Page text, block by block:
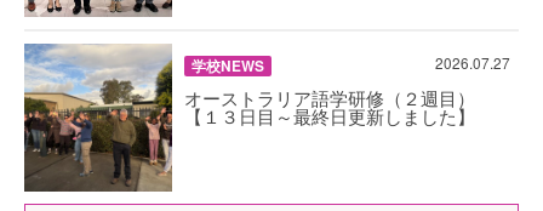
学校NEWS 2026.07.27
オーストラリア語学研修（２週目）
【１３日目～最終日更新しました】